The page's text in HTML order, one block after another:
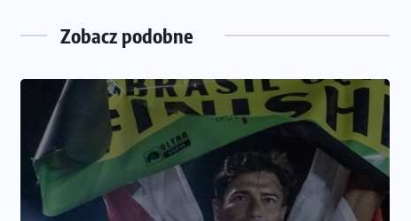
wynikZobacz podobne